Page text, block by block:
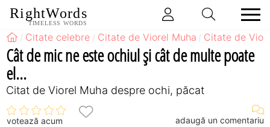
RightWords
TIMELESS WORDS
Citate celebre Citate de Viorel Muha Citate de
Cât de mic ne este ochiul şi cât de multe poate
el...
Citat de Viorel Muha despre ochi, păcat
votează acum adaugă un comentariu